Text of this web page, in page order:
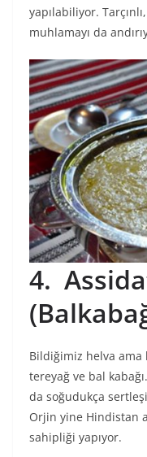
yapılabiliyor.
muhlamayı da
4.
Bildiğimiz helva ama
tereyağ ve bal
da soğudukça
Orjin yine Hindistan
sahipliği yapıyor.